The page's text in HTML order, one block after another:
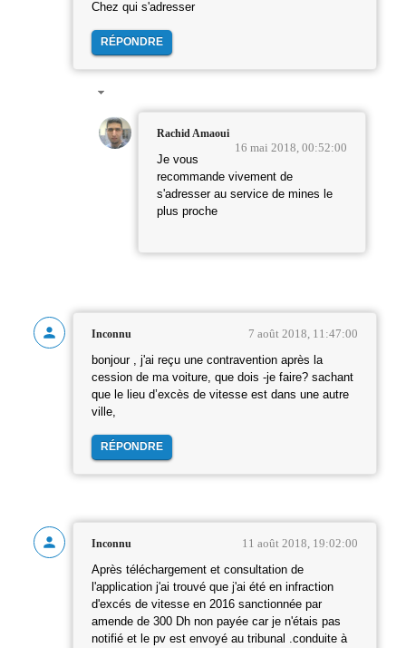
Chez qui s'adresser
RÉPONDRE
Rachid Amaoui
16 mai 2018, 00:52:00
Je vous
recommande vivement de
s'adresser au service de mines le
plus proche
Inconnu 7 août 2018, 11:47:00
bonjour , j'ai reçu une contravention après la
cession de ma voiture, que dois -je faire? sachant
que le lieu d’excès de vitesse est dans une autre
ville,
RÉPONDRE
Inconnu 11 août 2018, 19:02:00
Après téléchargement et consultation de
l'application j'ai trouvé que j'ai été en infraction
d'excés de vitesse en 2016 sanctionnée par
amende de 300 Dh non payée car je n'étais pas
notifié et le pv est envoyé au tribunal .conduite à